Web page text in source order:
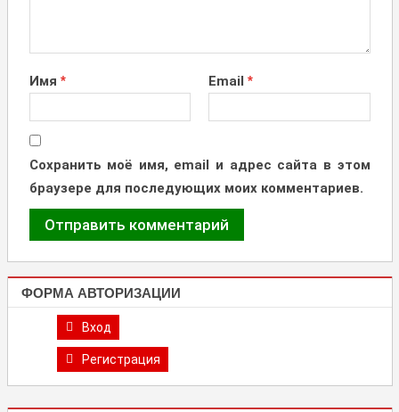
Имя * Email *
Сохранить моё имя, email и адрес сайта в этом
браузере для последующих моих комментариев.
ФОРМА АВТОРИЗАЦИИ
Вход
Регистрация